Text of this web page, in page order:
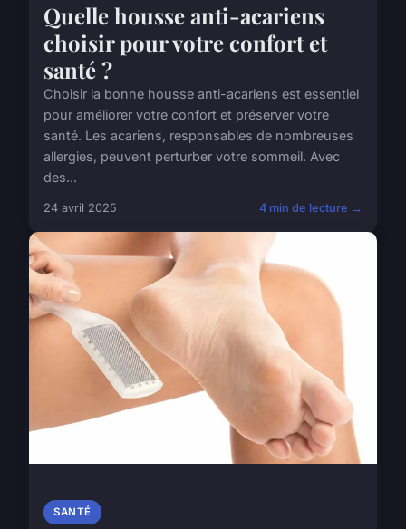
Quelle housse anti-acariens
choisir pour votre confort et
santé ?
Choisir la bonne housse anti-acariens est essentiel
pour améliorer votre confort et préserver votre
santé. Les acariens, responsables de nombreuses
allergies, peuvent perturber votre sommeil. Avec
des...
24 avril 2025 4 min de lecture →
SANTÉ